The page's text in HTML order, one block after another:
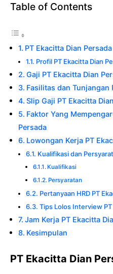
Table of Contents
PT Ekacitta Dian Persada
Profil PT Ekacitta Dian
Gaji PT Ekacitta Dian
Fasilitas dan Tunjangan
Slip Gaji PT Ekacitta
Faktor Yang
Persada
Lowongan Kerja PT
Kualifikasi dan
Kualifikasi
Persyaratan
Pertanyaan HRD PT
Tips Lolos Interview
Jam Kerja PT Ekacitta
Kesimpulan
PT Ekacitta Dian